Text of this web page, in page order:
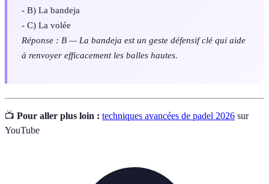
- B) La bandeja
- C) La volée
Réponse : B — La bandeja est un geste défensif clé qui aide
à renvoyer efficacement les balles hautes.
📺 Pour aller plus loin : techniques avancées de padel 2026 sur
YouTube